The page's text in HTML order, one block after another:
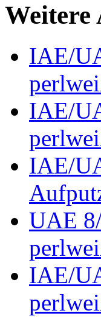
Weitere
IAE/
IAE/
IAE/
UAE
IAE/